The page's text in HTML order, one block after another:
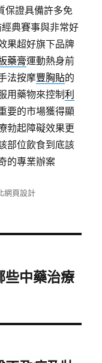
保證具備許多免
典賽事與非常好
果超好旗下品牌
藥膏運動熱身前
法按摩豐胸貼的
用藥物來控制利
要的市場獲得顯
勃起障礙效果更
部位飲食到底該
的專業辦案
網頁設計
些中藥治療